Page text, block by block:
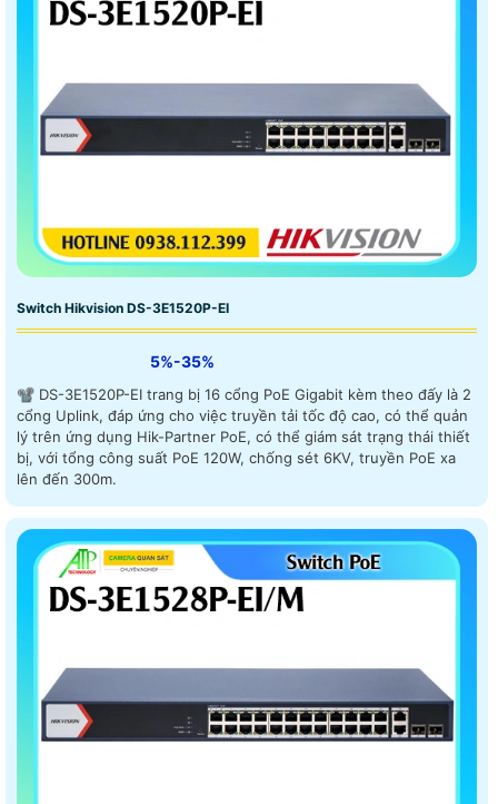
Switch Hikvision DS-3E1520P-EI
5%-35%
📽 DS-3E1520P-EI trang bị 16 cổng PoE Gigabit kèm theo đấy là 2
cổng Uplink, đáp ứng cho việc truyền tải tốc độ cao, có thể quản
lý trên ứng dụng Hik-Partner PoE, có thể giám sát trạng thái thiết
bị, với tổng công suất PoE 120W, chống sét 6KV, truyền PoE xa
lên đến 300m.